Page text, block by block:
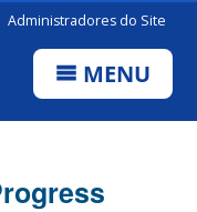
Administradores do Site
MENU